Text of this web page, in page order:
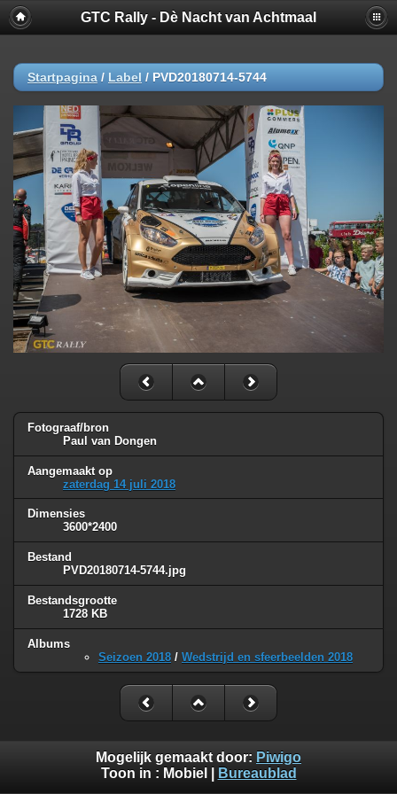
GTC Rally - Dè Nacht van Achtmaal
Startpagina / Label / PVD20180714-5744
Fotograaf/bron
Paul van Dongen
Aangemaakt op
zaterdag 14 juli 2018
Dimensies
3600*2400
Bestand
PVD20180714-5744.jpg
Bestandsgrootte
1728 KB
Albums
Seizoen 2018 / Wedstrijd en sfeerbeelden 2018
Mogelijk gemaakt door: Piwigo
Toon in : Mobiel Bureaublad